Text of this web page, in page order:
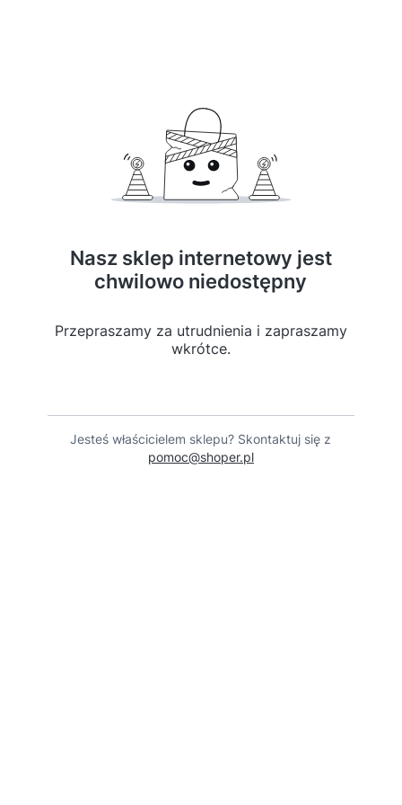
Nasz sklep internetowy jest
chwilowo niedostępny
Przepraszamy za utrudnienia i zapraszamy
wkrótce.
Jesteś właścicielem sklepu? Skontaktuj się z
pomoc@shoper.pl